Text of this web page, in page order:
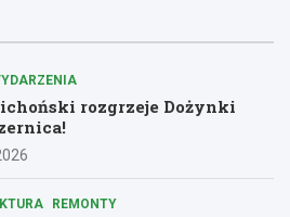
rozgrzeje Dożynki
REMONTY